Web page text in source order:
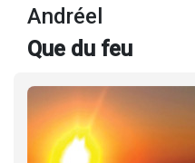
Andréel
Que du feu